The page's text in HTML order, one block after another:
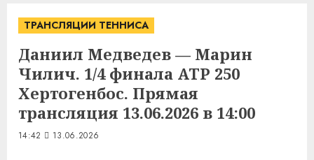
ТРАНСЛЯЦИИ ТЕННИСА
Даниил Медведев — Марин
Чилич. 1/4 финала ATP 250
Хертогенбос. Прямая
трансляция 13.06.2026 в 14:00
14:42 13.06.2026